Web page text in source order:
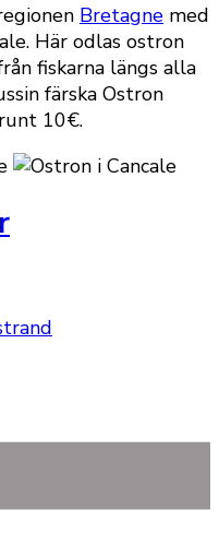
Bretagne med
Här odlas ostron
fiskarna längs alla
färska Ostron
10€.